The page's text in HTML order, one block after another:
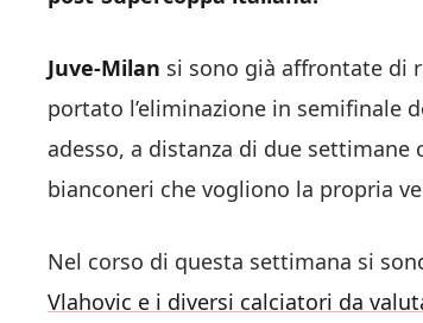
Juve-Milan si sono già affrontate di
portato l’eliminazione in semifinale
adesso, a distanza di due
bianconeri che vogliono la propria
Nel corso di questa settimana si
Vlahovic e i diversi calciatori da